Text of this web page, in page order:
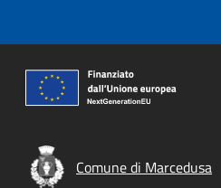
Comune di Marcedusa